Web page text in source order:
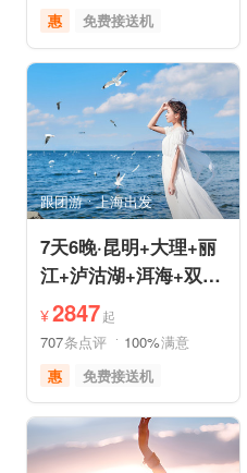
惠
免费接送机
休闲游
世界遗产
雪山之旅
美食享受
摄影之旅
跟团游 上海出发
7天6晚·昆明+大理+丽
江+泸沽湖+洱海+双廊
+圣托里尼跟团游
¥2847起
707条点评 100%满意
惠
免费接送机
品质游
世界遗产
美食享受
自然山水
摄影之旅